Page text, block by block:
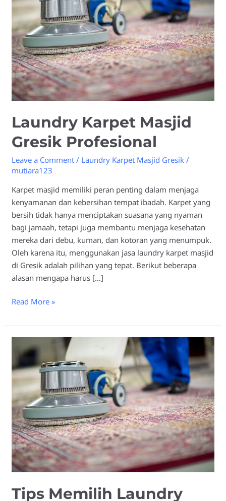
Laundry Karpet Masjid
Gresik Profesional
Leave a Comment / Laundry Karpet Masjid Gresik /
mutiara123
Karpet masjid memiliki peran penting dalam menjaga
kenyamanan dan kebersihan tempat ibadah. Karpet yang
bersih tidak hanya menciptakan suasana yang nyaman
bagi jamaah, tetapi juga membantu menjaga kesehatan
mereka dari debu, kuman, dan kotoran yang menumpuk.
Oleh karena itu, menggunakan jasa laundry karpet masjid
di Gresik adalah pilihan yang tepat. Berikut beberapa
alasan mengapa harus […]
Gresik
Profesional
Read More »
Tips Memilih Laundry
Memilih
Laundry
Karpet
Masjid
Gresik